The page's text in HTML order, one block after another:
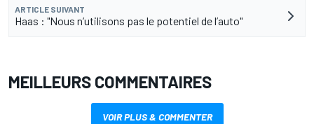
ARTICLE SUIVANT
Haas : "Nous n’utilisons pas le potentiel de l’auto"
MEILLEURS COMMENTAIRES
VOIR PLUS & COMMENTER